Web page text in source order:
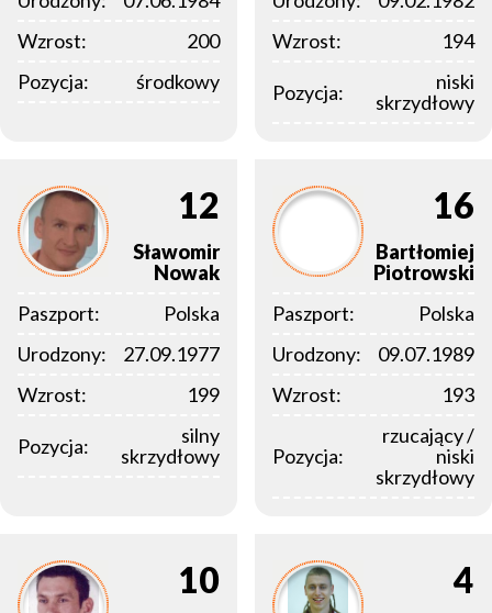
Wzrost:
200
Pozycja:
środkowy
Wzrost:
194
Pozycja:
niski
skrzydłowy
12
Sławomir
Nowak
Paszport:
Polska
Urodzony:
27.09.1977
Wzrost:
199
Pozycja:
silny
skrzydłowy
16
Bartłomiej
Piotrowski
Paszport:
Polska
Urodzony:
09.07.1989
Wzrost:
193
Pozycja:
rzucający /
niski
skrzydłowy
10 4